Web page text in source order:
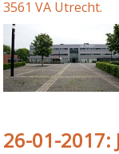
3561 VA Utrecht.
26-01-2017: